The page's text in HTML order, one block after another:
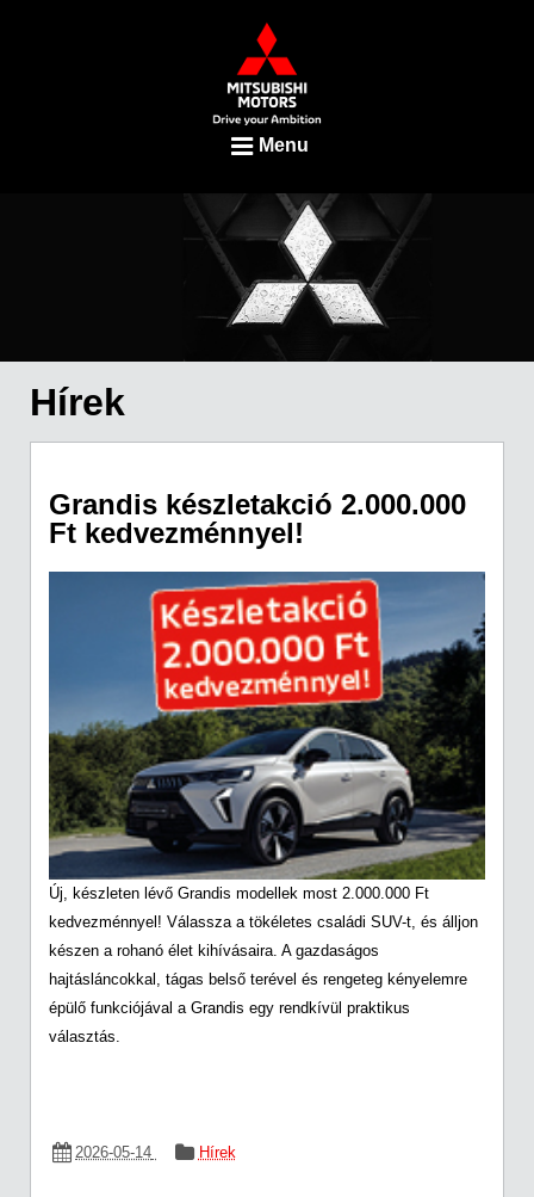
Menu
Hírek
Grandis készletakció 2.000.000
Ft kedvezménnyel!
Új, készleten lévő Grandis modellek most 2.000.000 Ft
kedvezménnyel! Válassza a tökéletes családi SUV-t, és álljon
készen a rohanó élet kihívásaira. A gazdaságos
hajtásláncokkal, tágas belső terével és rengeteg kényelemre
épülő funkciójával a Grandis egy rendkívül praktikus
választás.
2026-05-14 Hírek